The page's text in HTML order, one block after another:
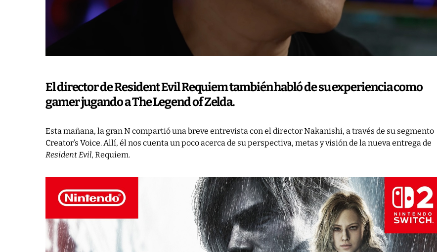
El director de Resident Evil Requiem también habló de su experiencia como
gamer jugando a The Legend of Zelda.
Esta mañana, la gran N compartió una breve entrevista con el director Nakanishi, a través de su segmento
Creator’s Voice. Allí, él nos cuenta un poco acerca de su perspectiva, metas y visión de la nueva entrega de
Resident Evil, Requiem.